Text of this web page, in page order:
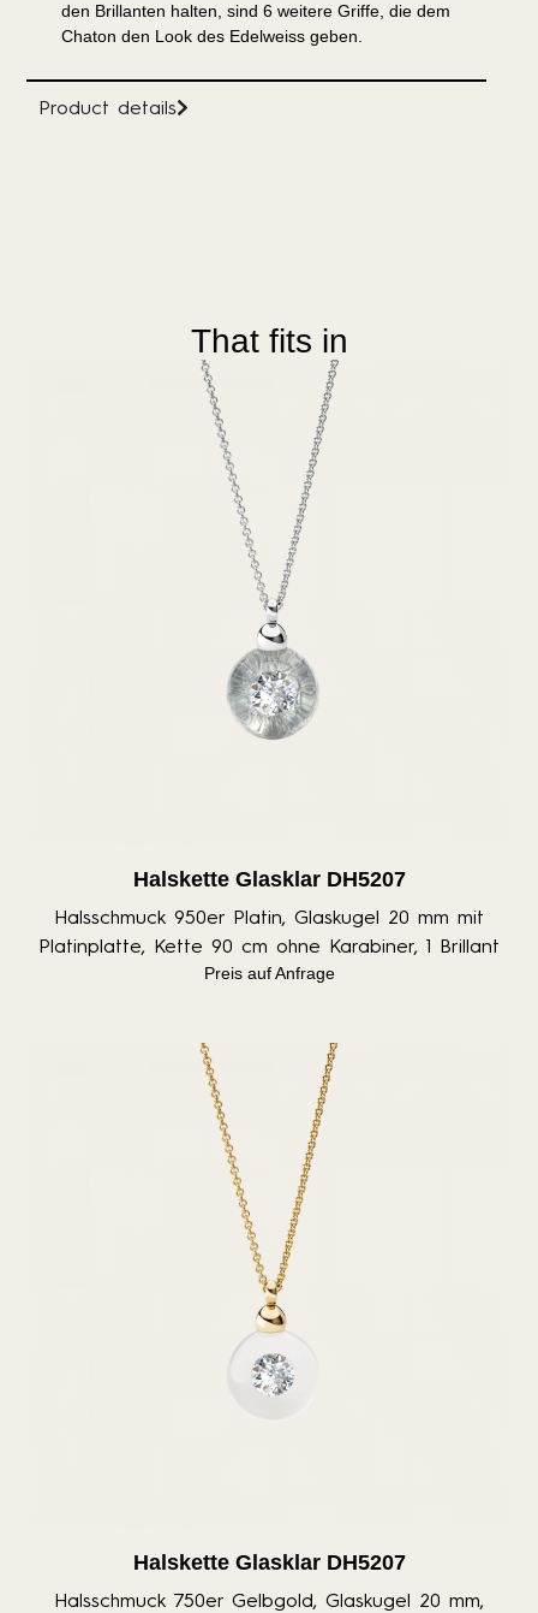
den Brillanten halten, sind 6 weitere Griffe, die dem
Chaton den Look des Edelweiss geben.
Product details
That fits in
Halskette Glasklar DH5207
Halsschmuck 950er Platin, Glaskugel 20 mm mit
Platinplatte, Kette 90 cm ohne Karabiner, 1 Brillant
Preis auf Anfrage
Halskette Glasklar DH5207
Halsschmuck 750er Gelbgold, Glaskugel 20 mm,